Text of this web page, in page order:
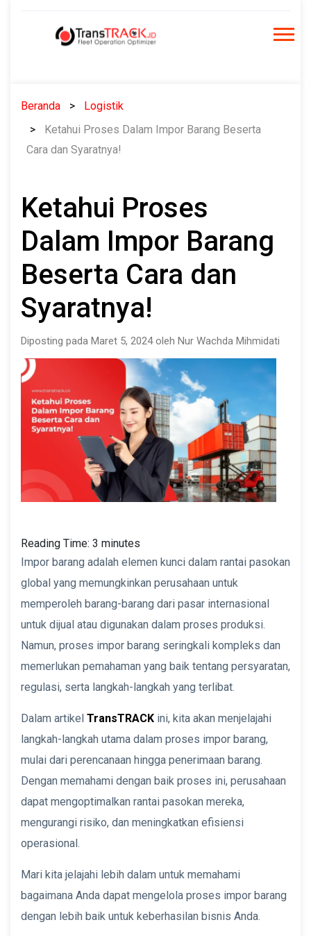
Beranda
Logistik
Ketahui Proses Dalam Impor Barang Beserta
Cara dan Syaratnya!
Ketahui Proses
Dalam Impor Barang
Beserta Cara dan
Syaratnya!
Diposting pada Maret 5, 2024 oleh Nur Wachda Mihmidati
Reading Time: 3 minutes
Impor barang adalah elemen kunci dalam rantai pasokan
global yang memungkinkan perusahaan untuk
memperoleh barang-barang dari pasar internasional
untuk dijual atau digunakan dalam proses produksi.
Namun, proses impor barang seringkali kompleks dan
memerlukan pemahaman yang baik tentang persyaratan,
regulasi, serta langkah-langkah yang terlibat.
Dalam artikel TransTRACK ini, kita akan menjelajahi
langkah-langkah utama dalam proses impor barang,
mulai dari perencanaan hingga penerimaan barang.
Dengan memahami dengan baik proses ini, perusahaan
dapat mengoptimalkan rantai pasokan mereka,
mengurangi risiko, dan meningkatkan efisiensi
operasional.
Mari kita jelajahi lebih dalam untuk memahami
bagaimana Anda dapat mengelola proses impor barang
dengan lebih baik untuk keberhasilan bisnis Anda.